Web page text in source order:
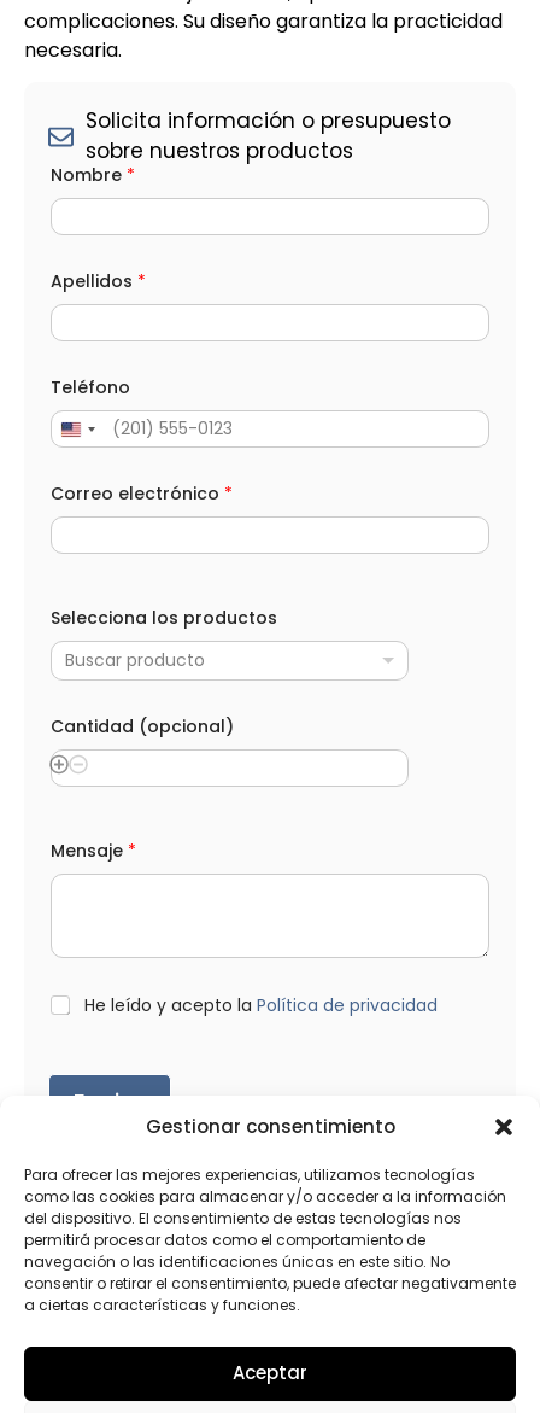
Gestionar consentimiento
Para ofrecer las mejores experiencias, utilizamos tecnologías
como las cookies para almacenar y/o acceder a la información
del dispositivo. El consentimiento de estas tecnologías nos
permitirá procesar datos como el comportamiento de
navegación o las identificaciones únicas en este sitio. No
consentir o retirar el consentimiento, puede afectar negativamente
a ciertas características y funciones.
Aceptar
complicaciones. Su diseño garantiza la practicidad
necesaria.
Solicita información o presupuesto
sobre nuestros productos
Nombre *
Apellidos *
Teléfono
Correo electrónico *
Selecciona los productos
Buscar producto
Cantidad (opcional)
A
p
i
o
s
o
m
Mensaje *
L
*
He leído y acepto la Política de privacidad
Enviar
Productos relacionados